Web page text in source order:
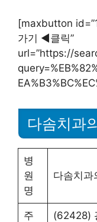
[maxbutton
가기 ◀︎클릭”
url=”https://
다솜치과
병
원
명
다솜치과
주
(62428)